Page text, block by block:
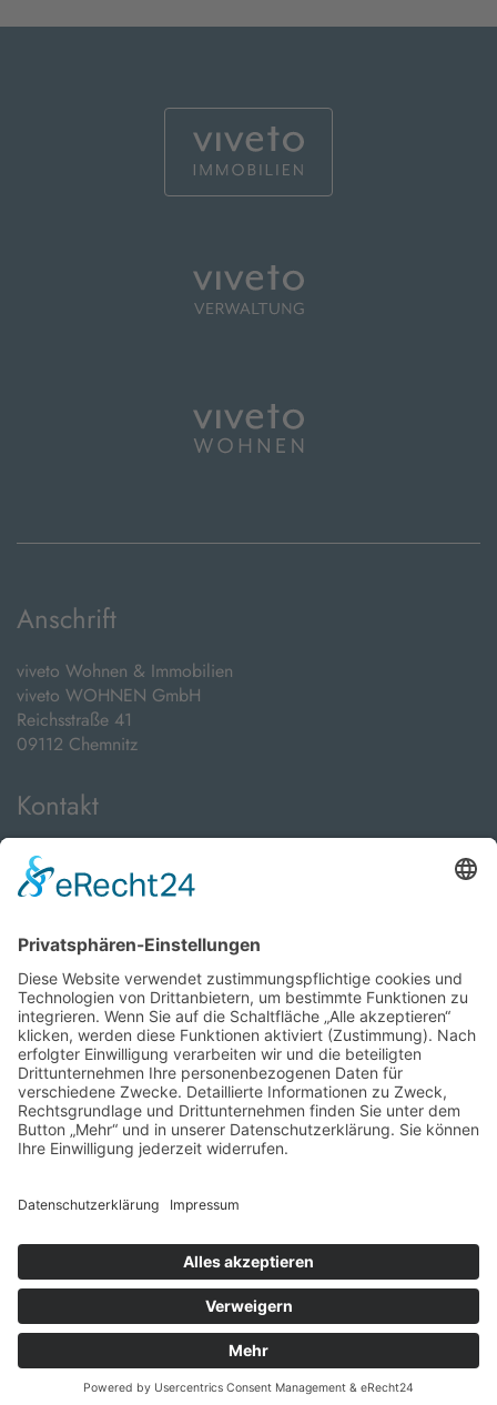
Anschrift
viveto Wohnen & Immobilien
viveto WOHNEN GmbH
Reichsstraße 41
09112 Chemnitz
Kontakt
Telefon:
+49 371 24089000
info@viveto-immobilien.de
Öffnungszeiten
Montag bis Freitag:
08:00 Uhr - 18:00 Uhr
sowie nach Vereinbarung
© 2026 viveto WOHNEN GmbH
Impressum/Datenschutz/AGB